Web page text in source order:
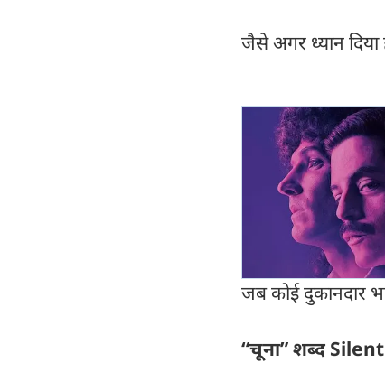
जैसे अगर ध्यान दिया
जब कोई दुकानदार
“चूना” शब्द Silent